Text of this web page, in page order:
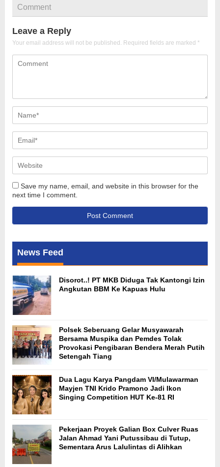
Comment
Leave a Reply
Your email address will not be published. Required fields are marked *
Save my name, email, and website in this browser for the
next time I comment.
News Feed
Disorot..! PT MKB Diduga Tak Kantongi Izin
Angkutan BBM Ke Kapuas Hulu
Polsek Seberuang Gelar Musyawarah
Bersama Muspika dan Pemdes Tolak
Provokasi Pengibaran Bendera Merah Putih
Setengah Tiang
Dua Lagu Karya Pangdam VI/Mulawarman
Mayjen TNI Krido Pramono Jadi Ikon
Singing Competition HUT Ke-81 RI
Pekerjaan Proyek Galian Box Culver Ruas
Jalan Ahmad Yani Putussibau di Tutup,
Sementara Arus Lalulintas di Alihkan